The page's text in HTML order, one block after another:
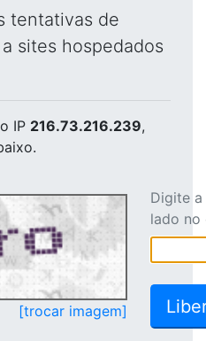
tentativas de
sites hospedados
IP 216.73.216.239,
[trocar imagem]
Digite
lado no